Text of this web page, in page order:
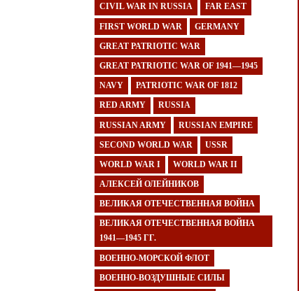
CIVIL WAR IN RUSSIA FAR EAST
FIRST WORLD WAR GERMANY
GREAT PATRIOTIC WAR
GREAT PATRIOTIC WAR OF 1941—1945
NAVY PATRIOTIC WAR OF 1812
RED ARMY RUSSIA
RUSSIAN ARMY RUSSIAN EMPIRE
SECOND WORLD WAR USSR
WORLD WAR I WORLD WAR II
АЛЕКСЕЙ ОЛЕЙНИКОВ
ВЕЛИКАЯ ОТЕЧЕСТВЕННАЯ ВОЙНА
ВЕЛИКАЯ ОТЕЧЕСТВЕННАЯ ВОЙНА
1941—1945 ГГ.
ВОЕННО-МОРСКОЙ ФЛОТ
ВОЕННО-ВОЗДУШНЫЕ СИЛЫ